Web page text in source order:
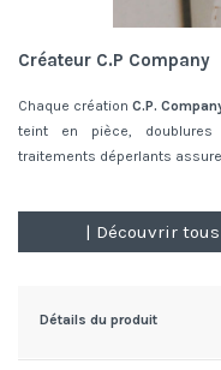
Créateur C.P Company
Chaque créationC.P.
teint en pièce, doublures
traitements déperlants
| Découvrir
Détails du produit